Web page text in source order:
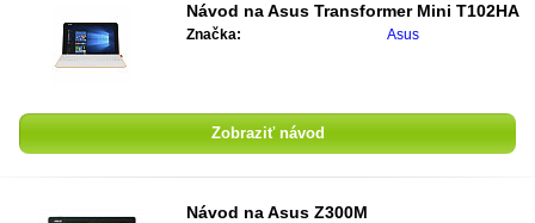
Návod naAsus Transformer Mini T102HA
Značka: Asus
Zobraziť návod
Návod naAsus Z300M